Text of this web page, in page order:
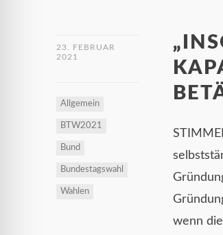
23. FEBRUAR
2021
Allgemein
BTW2021
Bund
Bundestagswahl
Wahlen
wenn